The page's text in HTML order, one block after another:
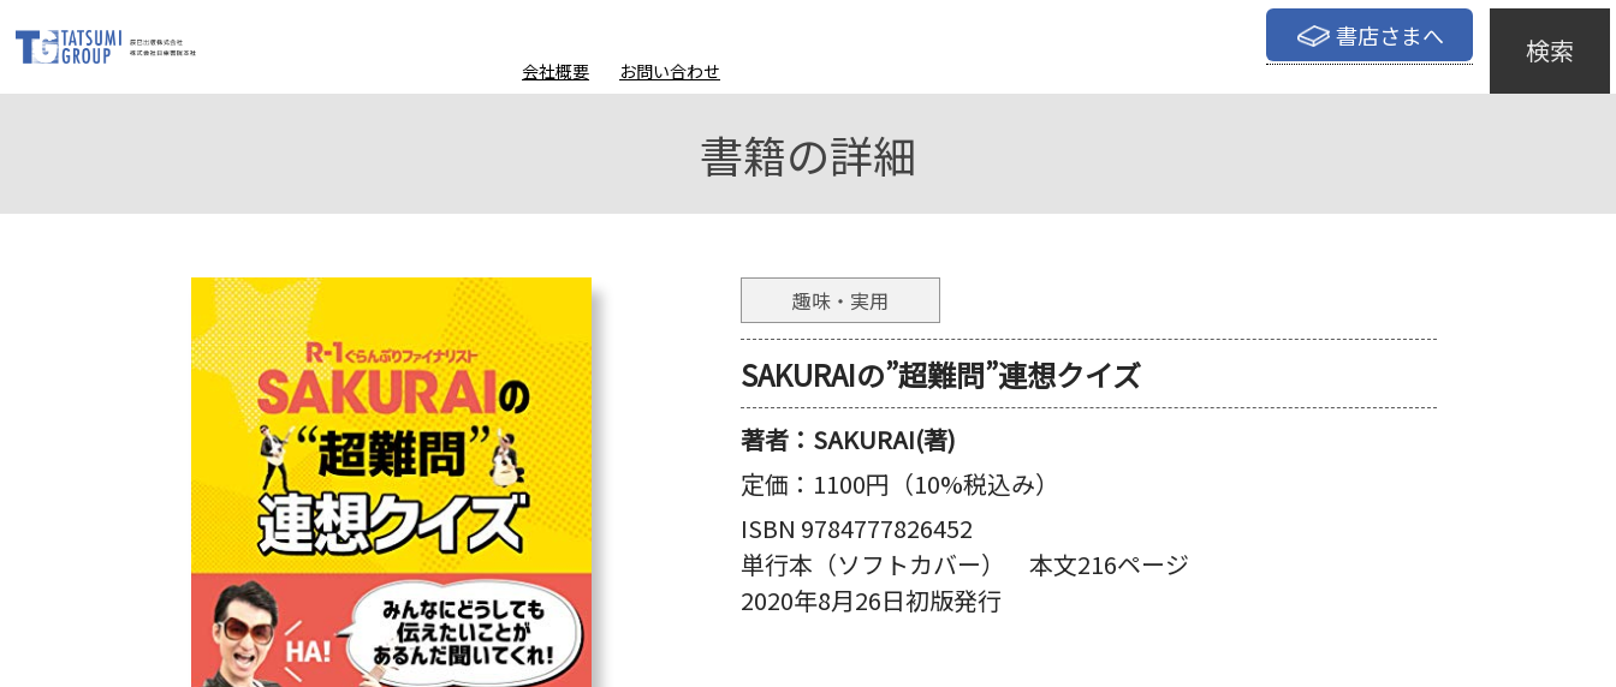
書店さまへ
会社概要 お問い合わせ
検索
書籍の詳細
趣味・実用
SAKURAIの”超難問”連想クイズ
著者： SAKURAI(著)
定価： 1100円（10%税込み）
ISBN 9784777826452
単行本（ソフトカバー） 本文216ページ
2020年8月26日初版発行